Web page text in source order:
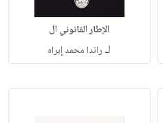
الإطار القانوني ال
لـ راندا محمد إبراه